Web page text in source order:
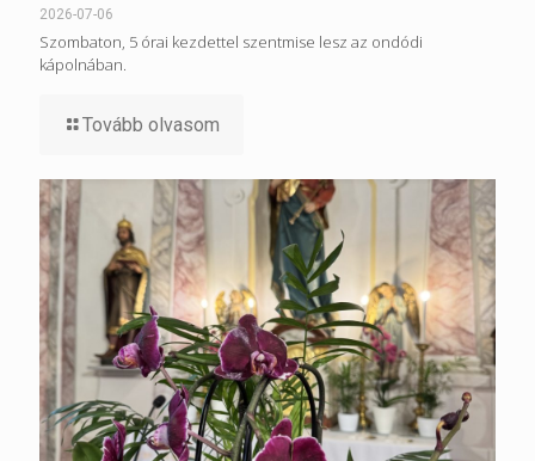
2026-07-06
Szombaton, 5 órai kezdettel szentmise lesz az ondódi
kápolnában.
Tovább olvasom